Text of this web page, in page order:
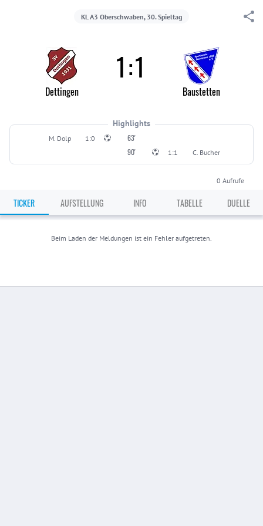
KL A3 Oberschwaben, 30. Spieltag
Dettingen
1:1
Baustetten
Highlights
M. Dolp 1:0 63'
C. Bucher
1:1
90'
0 Aufrufe
TICKER AUFSTELLUNG INFO TABELLE DUELLE
Beim Laden der Meldungen ist ein Fehler aufgetreten.